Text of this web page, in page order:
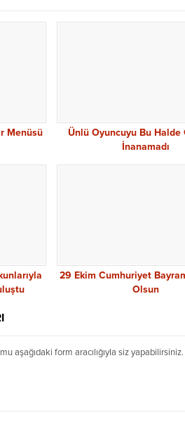
Menüsü
Ünlü Oyuncuyu Bu Halde
İnanamadı
29 Ekim Cumhuriyet
Olsun
aşağıdaki form aracılığıyla siz yapabilirsiniz.